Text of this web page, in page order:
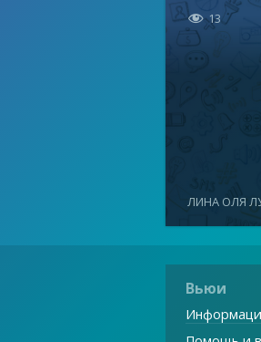
 13
ЛИНА ОЛЯ
Вьюи